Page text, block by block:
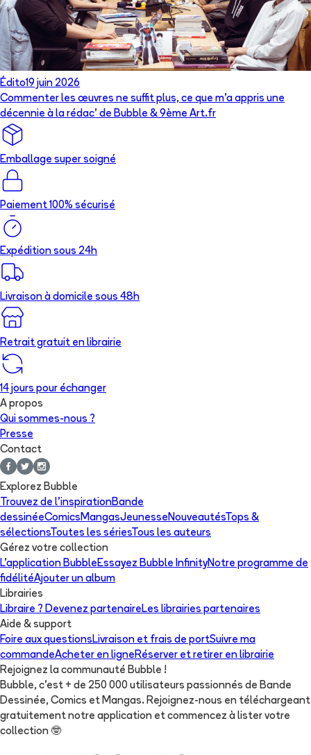
Édito19 juin 2026
Commenter les œuvres ne suffit plus, ce que m’a appris une
décennie à la rédac’ de Bubble & 9ème Art.fr
Emballage super soigné
Paiement 100% sécurisé
Expédition sous 24h
Livraison à domicile sous 48h
Retrait gratuit en librairie
14 jours pour échanger
A propos
Qui sommes-nous ?
Presse
Contact
Explorez Bubble
Trouvez de l'inspirationBande
dessinéeComicsMangasJeunesseNouveautésTops &
sélectionsToutes les sériesTous les auteurs
Gérez votre collection
L'application BubbleEssayez Bubble InfinityNotre programme de
fidélitéAjouter un album
Librairies
Libraire ? Devenez partenaireLes librairies partenaires
Aide & support
Foire aux questionsLivraison et frais de portSuivre ma
commandeAcheter en ligneRéserver et retirer en librairie
Rejoignez la communauté Bubble !
Bubble, c'est + de 250 000 utilisateurs passionnés de Bande
Dessinée, Comics et Mangas. Rejoignez-nous en téléchargeant
gratuitement notre application et commencez à lister votre
collection 🤓